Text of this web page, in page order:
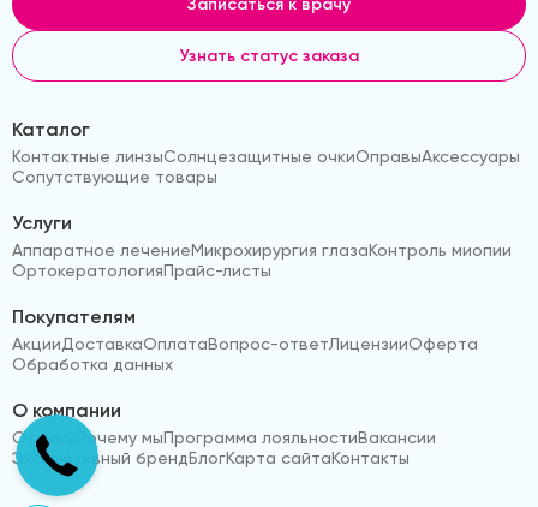
Узнать статус заказа
Каталог
Контактные линзыСолнцезащитные очкиОправыАксессуары
Сопутствующие товары
Услуги
Аппаратное лечениеМикрохирургия глазаКонтроль миопии
ОртокератологияПрайс-листы
Покупателям
АкцииДоставкаОплатаВопрос-ответЛицензииОферта
Обработка данных
О компании
Отзывы Почему мыПрограмма лояльностиВакансии
Эксклюзивный брендБлогКарта сайтаКонтакты